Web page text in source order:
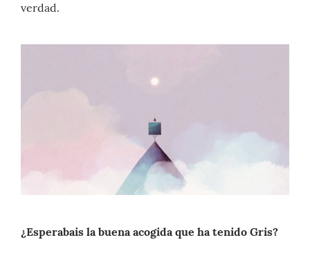
verdad.
¿Esperabais la buena acogida que ha tenido Gris?